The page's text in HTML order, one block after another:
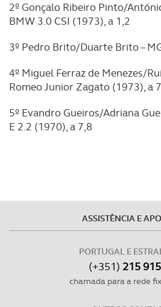
2º Gonçalo Ribeiro Pinto/
BMW 3.0 CSI (1973), a 1,2
3º Pedro Brito/Duarte Brito –
4º Miguel Ferraz de Menezes/
Romeo Junior Zagato (1973), a
5º Evandro Gueiros/Adriana
E 2.2 (1970), a 7,8
ASSISTÊNCIA E
PORTUGAL E
(+351) 215
chamada para a rede